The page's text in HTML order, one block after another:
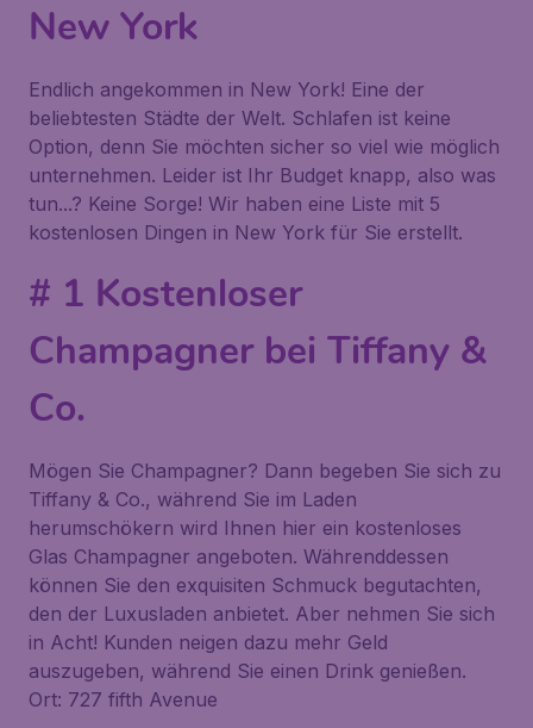
New York
Endlich angekommen in New York! Eine der
beliebtesten Städte der Welt. Schlafen ist keine
Option, denn Sie möchten sicher so viel wie möglich
unternehmen. Leider ist Ihr Budget knapp, also was
tun...? Keine Sorge! Wir haben eine Liste mit 5
kostenlosen Dingen in New York für Sie erstellt.
# 1 Kostenloser
Champagner bei Tiffany &
Co.
Mögen Sie Champagner? Dann begeben Sie sich zu
Tiffany & Co., während Sie im Laden
herumschökern wird Ihnen hier ein kostenloses
Glas Champagner angeboten. Währenddessen
können Sie den exquisiten Schmuck begutachten,
den der Luxusladen anbietet. Aber nehmen Sie sich
in Acht! Kunden neigen dazu mehr Geld
auszugeben, während Sie einen Drink genießen.
Ort: 727 fifth Avenue